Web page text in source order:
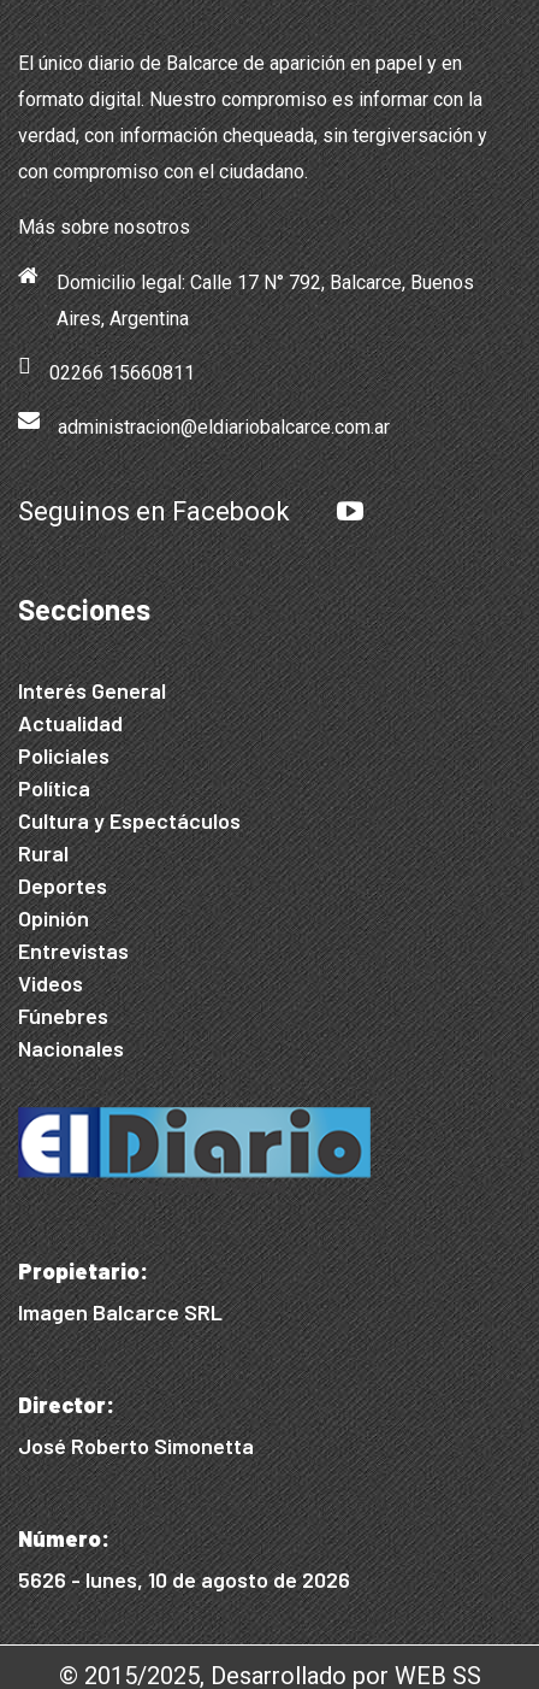
El único diario de Balcarce de aparición en papel y en
formato digital. Nuestro compromiso es informar con la
verdad, con información chequeada, sin tergiversación y
con compromiso con el ciudadano.
Más sobre nosotros
Domicilio legal: Calle 17 N° 792, Balcarce, Buenos
Aires, Argentina
02266 15660811
administracion@eldiariobalcarce.com.ar
Seguinos en Facebook
Secciones
Interés General
Actualidad
Policiales
Política
Cultura y Espectáculos
Rural
Deportes
Opinión
Entrevistas
Videos
Fúnebres
Nacionales
Propietario:
Imagen Balcarce SRL
Director:
José Roberto Simonetta
Número:
5626 - lunes, 10 de agosto de 2026
© 2015/2025, Desarrollado por WEB SS